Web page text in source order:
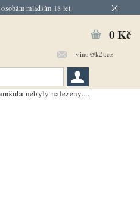
mladším 18 let.
vino@k2t.cz
0 Kč
nebyly nalezeny....